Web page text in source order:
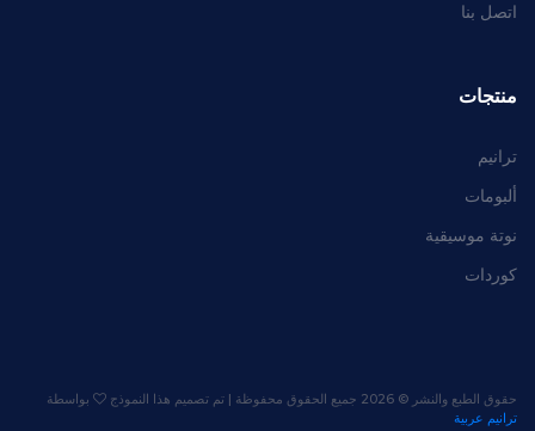
اتصل بنا
منتجات
ترانيم
ألبومات
نوتة موسيقية
كوردات
حقوق الطبع والنشر © 2026 جميع الحقوق محفوظة | تم تصميم هذا النموذج
بواسطة
ترانيم عربية